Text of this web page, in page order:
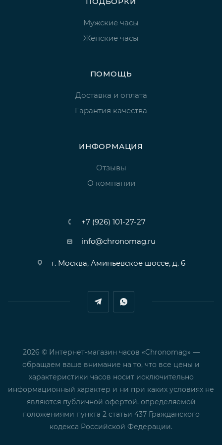
Мужские часы
Женские часы
ПОМОЩЬ
Доставка и оплата
Гарантия качества
ИНФОРМАЦИЯ
Отзывы
О компании
+7 (926) 101-27-27
info@chronomag.ru
г. Москва, Аминьевское шоссе, д. 6
2026 © Интернет-магазин часов «Chronomag» —
обращаем ваше внимание на то, что все цены и
характеристики часов носит исключительно
информационный характер и ни при каких условиях не
являются публичной офертой, определяемой
положениями пункта 2 статьи 437 Гражданского
кодекса Российской Федерации.